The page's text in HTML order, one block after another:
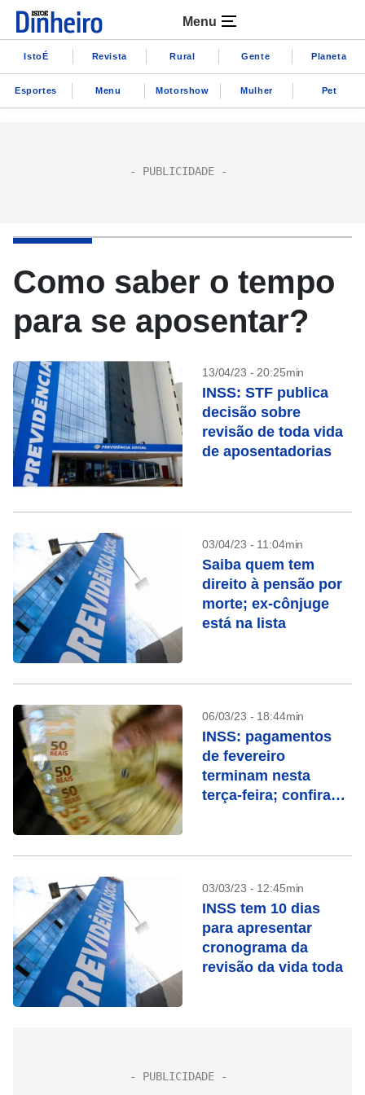
Menu
IstoÉ Revista Rural Gente Planeta
Esportes Menu Motorshow Mulher Pet
Como saber o tempo
para se aposentar?
13/04/23 - 20:25min
INSS: STF publica
decisão sobre
revisão de toda vida
de aposentadorias
03/04/23 - 11:04min
Saiba quem tem
direito à pensão por
morte; ex-cônjuge
está na lista
06/03/23 - 18:44min
INSS: pagamentos
de fevereiro
terminam nesta
terça-feira; confira
03/03/23 - 12:45min
INSS tem 10 dias
para apresentar
cronograma da
revisão da vida toda